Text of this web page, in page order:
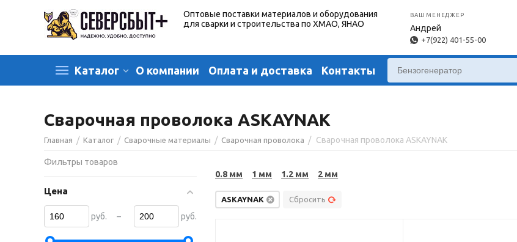
Оптовые поставки материалов и оборудования
для сварки и строительства по ХМАО, ЯНАО
ВАШ МЕНЕДЖЕР
Андрей
+7(922) 401-55-00
Каталог О компании Оплата и доставка Контакты
Сварочная проволока ASKAYNAK
Главная / Каталог / Сварочные материалы / Сварочная проволока / Сварочная проволока ASKAYNAK
0.8 мм 1 мм 1.2 мм 2 мм
ASKAYNAK Сбросить
Фильтры товаров
Цена
руб. – руб.